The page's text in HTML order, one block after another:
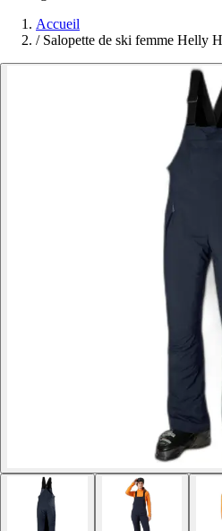
Accueil
/ Salopette de ski femme Helly